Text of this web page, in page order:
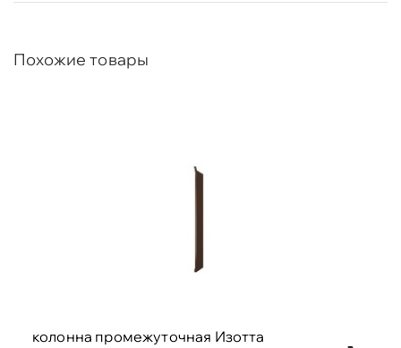
Похожие товары
колонна промежуточная Изотта